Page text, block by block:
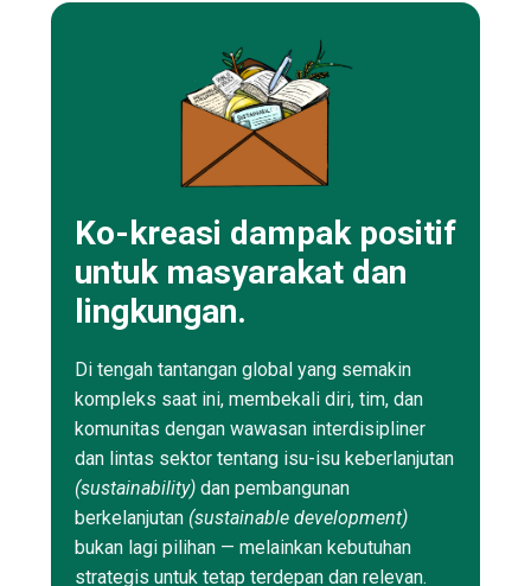
Ko-kreasi dampak positif
untuk masyarakat dan
lingkungan.
Di tengah tantangan global yang semakin
kompleks saat ini, membekali diri, tim, dan
komunitas dengan wawasan interdisipliner
dan lintas sektor tentang isu-isu keberlanjutan
(sustainability) dan pembangunan
berkelanjutan (sustainable development)
bukan lagi pilihan — melainkan kebutuhan
strategis untuk tetap terdepan dan relevan.